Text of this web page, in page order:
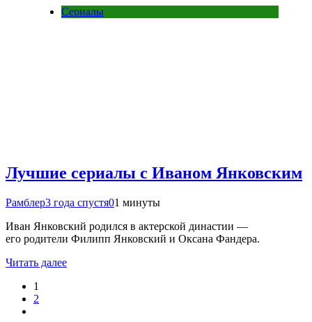
Сериалы
Лучшие сериалы с Иваном Янковским
Рамблер3 года спустя01 минуты
Иван Янковский родился в актерской династии —
его родители Филипп Янковский и Оксана Фандера.
Читать далее
1
2